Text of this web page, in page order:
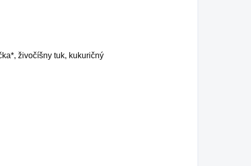
živočíšny tuk, kukuričný